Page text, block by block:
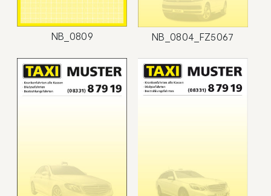
NB_0809 NB_0804_FZ5067